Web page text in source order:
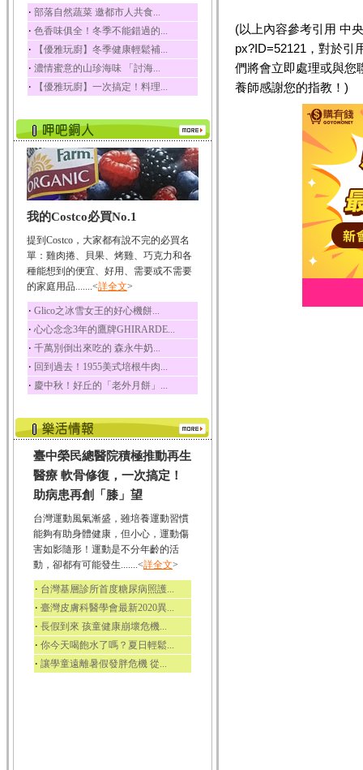
豆豉裡頭含有營養的蛋
白質、脂肪、鈣、磷...
榛果
榛果裡所含的營養素有
蛋白質、脂肪、醣類...
迷迭香
酸、迷迭香酸、植物...
咖啡
咖啡中的咖啡因會刺激
中樞神經系統，特別...
椰子
椰子含有糖類、脂肪、
荔枝
荔枝性質溫和所含的營
養素有醣類、檸檬酸...
五味子
五味子性質溫熱所含營
養成分有揮發油、檸...
草魚
草魚含有維生素A、維生
素C、及豐富的蛋白...
‧ 部落自然蔬菜 邀都市人共食...
‧ 色香味俱全！冬季不能錯過的...
‧ 【優雅玩廚】冬季健康輕鬆補...
‧ 濃情蜜意的山珍海味 「討海...
‧ 【優雅玩廚】一次搞定！料理...
我的Costco必買No.1
提到Costco，大家都有說不完的必買名
單：雞肉捲、貝果、烤雞、巧克力和各
種能想到的便宜、好用、需要或不需要
的家庭用品.......<詳全文>
‧ Glico之冰雪女王的好心機餅...
‧ 心心念念3年的鷹牌GHIRARDE...
‧ 千萬別倒出來吃的 森永牛奶...
‧ 回到過去！1955美式培根牛肉...
‧ 慶中秋！好丘的「老外月餅」...
臺中榮民總醫院積極推動再生
醫療 軟骨修復，一次搞定！
助病患再創「膝」望
台灣運動風氣漸盛，雖培養運動習慣
能夠有助身體健康，但小心，運動傷
害如影隨形！運動是不分年齡的活
動，卻都有可能發生.......<詳全文>
‧ 台灣基層診所首度糖尿病照護...
‧ 臺灣皮膚科醫學會最新2020異...
‧ 長假到來 孩童健康崩壞危機...
‧ 你今天喝飽水了嗎？夏日輕鬆...
‧ 讓學童遠離暑假發胖危機 從...
(以上內容參考引用 中
px?ID=52121，對於引
們將會立即處理或與您
養師感謝您的指教！)